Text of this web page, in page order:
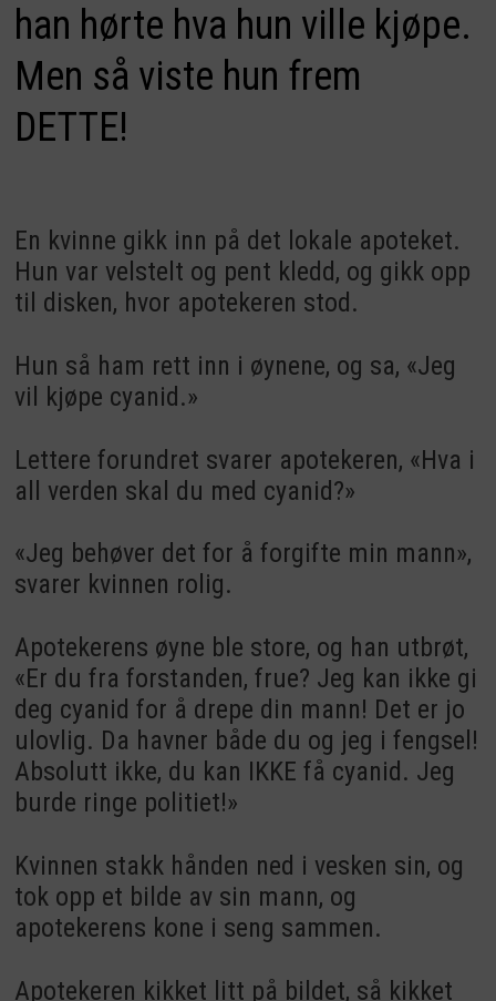
han hørte hva hun ville kjøpe.
Men så viste hun frem
DETTE!
En kvinne gikk inn på det lokale apoteket.
Hun var velstelt og pent kledd, og gikk opp
til disken, hvor apotekeren stod.
Hun så ham rett inn i øynene, og sa, «Jeg
vil kjøpe cyanid.»
Lettere forundret svarer apotekeren, «Hva i
all verden skal du med cyanid?»
«Jeg behøver det for å forgifte min mann»,
svarer kvinnen rolig.
Apotekerens øyne ble store, og han utbrøt,
«Er du fra forstanden, frue? Jeg kan ikke gi
deg cyanid for å drepe din mann! Det er jo
ulovlig. Da havner både du og jeg i fengsel!
Absolutt ikke, du kan IKKE få cyanid. Jeg
burde ringe politiet!»
Kvinnen stakk hånden ned i vesken sin, og
tok opp et bilde av sin mann, og
apotekerens kone i seng sammen.
Apotekeren kikket litt på bildet, så kikket